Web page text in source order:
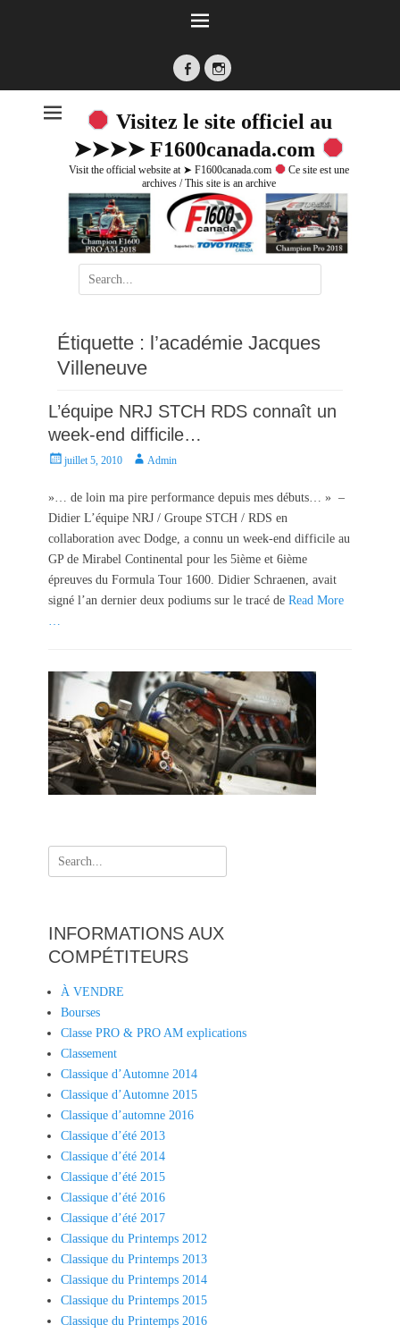
FacebookInstagram
Visitez le site officiel au
➤➤➤➤ F1600canada.com
Visit the official website at ➤ F1600canada.com
Ce site est une
archives / This site is an archive
Search
for:
Étiquette : l’académie Jacques
Villeneuve
L’équipe NRJ STCH RDS connaît un
week-end difficile…
P
s
t
o
n
juillet 5, 2010
A
t
h
Admin
»… de loin ma pire performance depuis mes débuts… » –
Didier L’équipe NRJ / Groupe STCH / RDS en
collaboration avec Dodge, a connu un week-end difficile au
GP de Mirabel Continental pour les 5ième et 6ième
épreuves du Formula Tour 1600. Didier Schraenen, avait
signé l’an dernier deux podiums sur le tracé de Read More
Search
for:
INFORMATIONS AUX
COMPÉTITEURS
À VENDRE
Bourses
Classe PRO & PRO AM explications
Classement
Classique d’Automne 2014
Classique d’Automne 2015
Classique d’automne 2016
Classique d’été 2013
Classique d’été 2014
Classique d’été 2015
Classique d’été 2016
Classique d’été 2017
Classique du Printemps 2012
Classique du Printemps 2013
Classique du Printemps 2014
Classique du Printemps 2015
Classique du Printemps 2016